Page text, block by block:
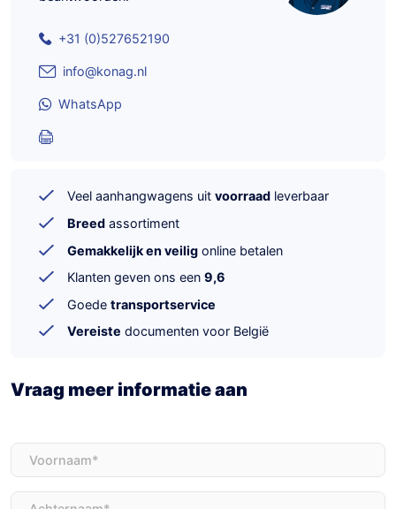
+31 (0)527652190
info@konag.nl
WhatsApp
Veel aanhangwagens uit voorraad leverbaar
Breed assortiment
Gemakkelijk en veilig online betalen
Klanten geven ons een 9,6
Goede transportservice
Vereiste documenten voor België
Vraag meer informatie aan
Voornaam
Achternaam